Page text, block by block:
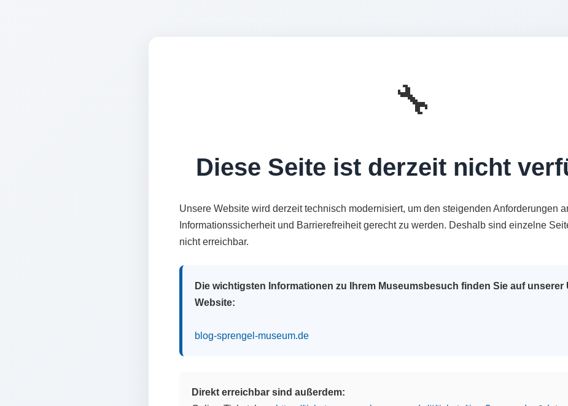
🔧
Diese Seite ist derzeit nicht
Unsere Website wird derzeit technisch modernisiert, um den steigenden Anforderungen
Informationssicherheit und Barrierefreiheit gerecht zu werden. Deshalb sind einzelne
nicht erreichbar.
Die wichtigsten Informationen zu Ihrem Museumsbesuch finden Sie auf unserer
Website:
blog-sprengel-museum.de
Direkt erreichbar sind außerdem: